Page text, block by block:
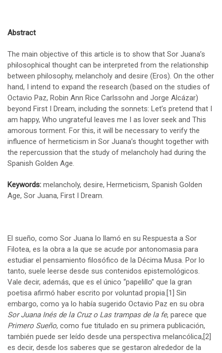
Abstract
The main objective of this article is to show that Sor Juana’s
philosophical thought can be interpreted from the relationship
between philosophy, melancholy and desire (Eros). On the other
hand, I intend to expand the research (based on the studies of
Octavio Paz, Robin Ann Rice Carlssohn and Jorge Alcázar)
beyond First I Dream, including the sonnets: Let’s pretend that I
am happy, Who ungrateful leaves me I as lover seek and This
amorous torment. For this, it will be necessary to verify the
influence of hermeticism in Sor Juana’s thought together with
the repercussion that the study of melancholy had during the
Spanish Golden Age.
Keywords: melancholy, desire, Hermeticism, Spanish Golden
Age, Sor Juana, First I Dream.
El sueño, como Sor Juana lo llamó en su Respuesta a Sor
Filotea, es la obra a la que se acude por antonomasia para
estudiar el pensamiento filosófico de la Décima Musa. Por lo
tanto, suele leerse desde sus contenidos epistemológicos.
Vale decir, además, que es el único “papelillo” que la gran
poetisa afirmó haber escrito por voluntad propia.[1] Sin
embargo, como ya lo había sugerido Octavio Paz en su obra
Sor Juana Inés de la Cruz o Las trampas de la fe, parece que
Primero Sueño, como fue titulado en su primera publicación,
también puede ser leído desde una perspectiva melancólica,[2]
es decir, desde los saberes que se gestaron alrededor de la